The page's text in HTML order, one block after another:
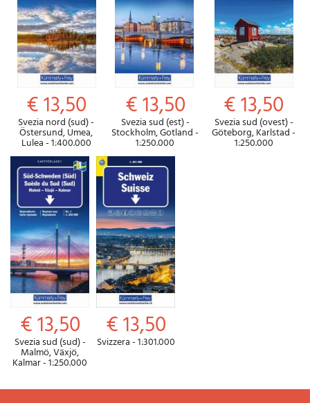
€ 13,50
Svezia nord (sud) -
Östersund, Umea,
Lulea - 1:400.000
€ 13,50
Svezia sud (est) -
Stockholm, Gotland -
1:250.000
€ 13,50
Svezia sud (ovest) -
Göteborg, Karlstad -
1:250.000
€ 13,50
Svezia sud (sud) -
Malmö, Växjö,
Kalmar - 1:250.000
€ 13,50
Svizzera - 1:301.000